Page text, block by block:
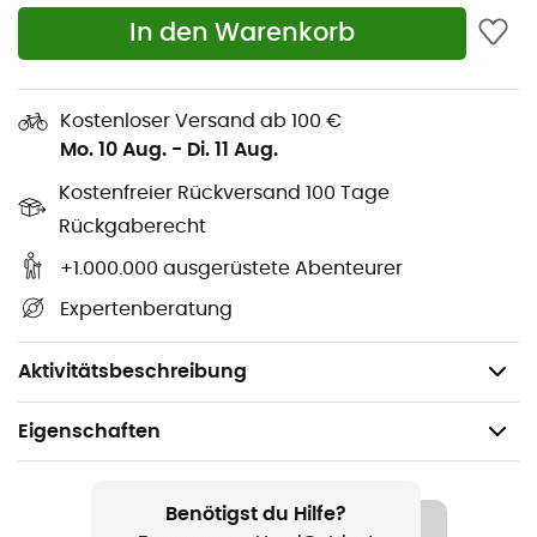
In den Warenkorb
Kostenloser Versand ab 100 €
Mo. 10 Aug. - Di. 11 Aug.
Kostenfreier Rückversand 100 Tage
Rückgaberecht
+1.000.000 ausgerüstete Abenteurer
Expertenberatung
Aktivitätsbeschreibung
Eigenschaften
Ski / Ski / Snowboarden / Ski Freeride
Benötigst du Hilfe?